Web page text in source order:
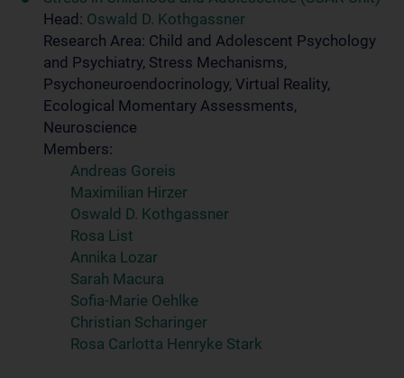
Head: Oswald D. Kothgassner
Research Area: Child and Adolescent Psychology
and Psychiatry, Stress Mechanisms,
Psychoneuroendocrinology, Virtual Reality,
Ecological Momentary Assessments,
Neuroscience
Members:
Andreas Goreis
Maximilian Hirzer
Oswald D. Kothgassner
Rosa List
Annika Lozar
Sarah Macura
Sofia-Marie Oehlke
Christian Scharinger
Rosa Carlotta Henryke Stark